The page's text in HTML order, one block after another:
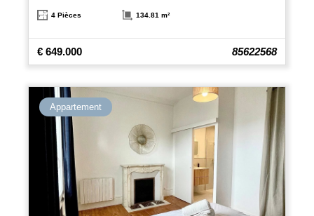
4 Pièces 134.81 m²
€ 649.000 85622568
Appartement